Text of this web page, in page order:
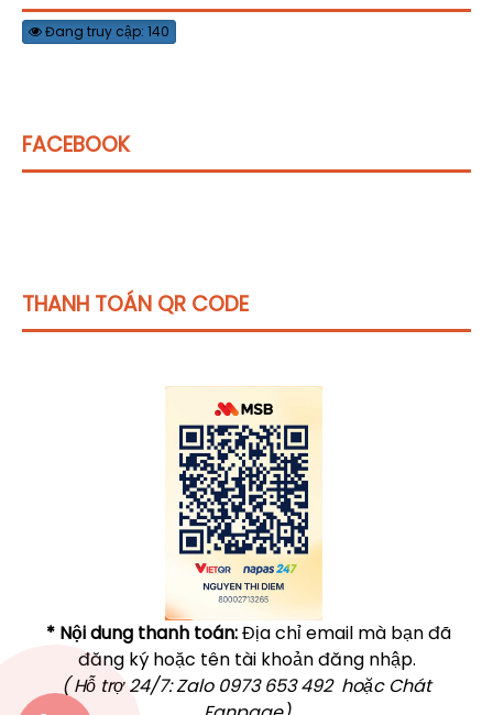
Đang truy cập: 140
FACEBOOK
THANH TOÁN QR CODE
* Nội dung thanh toán:Địa chỉ email mà bạn đã
đăng ký hoặc tên tài khoản đăng nhập.
( Hỗ trợ 24/7: Zalo 0973 653 492 hoặc Chát